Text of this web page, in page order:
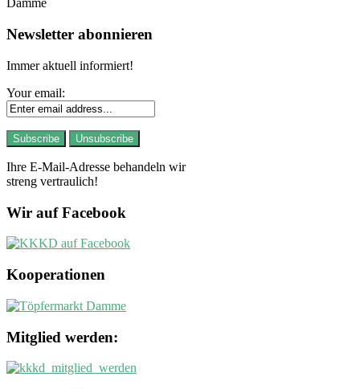
Damme
Newsletter abonnieren
Immer aktuell informiert!
Your email:
Ihre E-Mail-Adresse behandeln wir
streng vertraulich!
Wir auf Facebook
Kooperationen
Mitglied werden: